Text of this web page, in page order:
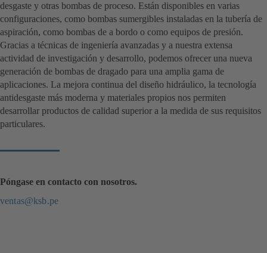
desgaste y otras bombas de proceso. Están disponibles en varias
configuraciones, como bombas sumergibles instaladas en la tubería de
aspiración, como bombas de a bordo o como equipos de presión.
Gracias a técnicas de ingeniería avanzadas y a nuestra extensa
actividad de investigación y desarrollo, podemos ofrecer una nueva
generación de bombas de dragado para una amplia gama de
aplicaciones. La mejora continua del diseño hidráulico, la tecnología
antidesgaste más moderna y materiales propios nos permiten
desarrollar productos de calidad superior a la medida de sus requisitos
particulares.
Póngase en contacto con nosotros.
ventas@ksb.pe